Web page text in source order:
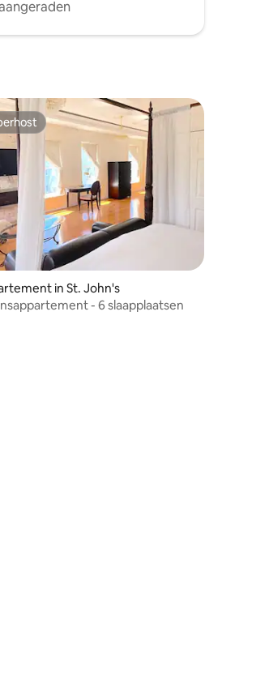
van 5 uit 5, 8 recensies
in St. John's
- 6 slaapplaatsen